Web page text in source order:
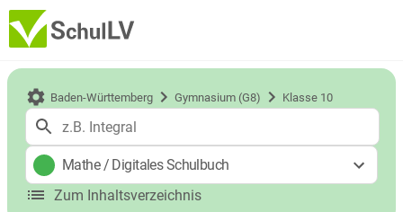
Baden-Württemberg Gymnasium (G8) Klasse 10
Mathe/ Digitales Schulbuch
Zum Inhaltsverzeichnis